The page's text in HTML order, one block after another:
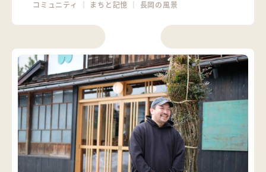
コミュニティ ｜ まちと記憶 ｜ 長岡の風景